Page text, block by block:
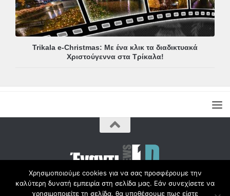
Trikala e-Christmas: Με ένα κλικ τα διαδικτυακά
Χριστούγεννα στα Τρίκαλα!
Copyright © Radio1d.gr 2012-2017 |
Χρησιμοποιούμε cookies για να σας προσφέρουμε την
καλύτερη δυνατή εμπειρία στη σελίδα μας. Εάν συνεχίσετε να
χρησιμοποιείτε τη σελίδα, θα υποθέσουμε πως είστε